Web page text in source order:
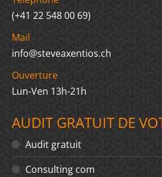
(+41 22 548 00 69)
Mail
info@steveaxentios.ch
Ouverture
Lun-Ven 13h-21h
AUDIT GRATUIT DE
Audit gratuit
Consulting com